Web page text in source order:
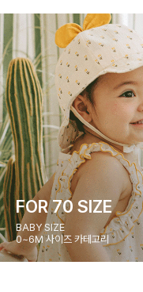
FOR 70 SIZE
BABY SIZE
0~6M 사이즈 카테고리